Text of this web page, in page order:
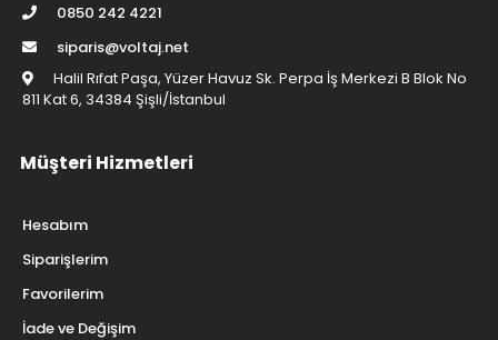
0850 242 4221
siparis@voltaj.net
Halil Rıfat Paşa, Yüzer Havuz Sk. Perpa İş Merkezi B Blok No
811 Kat 6, 34384 Şişli/İstanbul
Müşteri Hizmetleri
Hesabım
Siparişlerim
Favorilerim
İade ve Değişim